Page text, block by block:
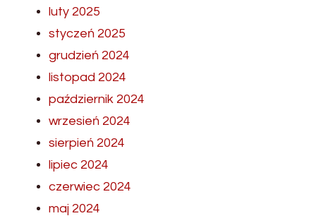
luty 2025
styczeń 2025
grudzień 2024
listopad 2024
październik 2024
wrzesień 2024
sierpień 2024
lipiec 2024
czerwiec 2024
maj 2024